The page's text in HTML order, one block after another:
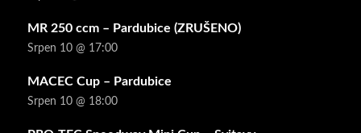
MR 250 ccm – Pardubice (ZRUŠENO)
Srpen 10 @ 17:00
MACEC Cup – Pardubice
Srpen 10 @ 18:00